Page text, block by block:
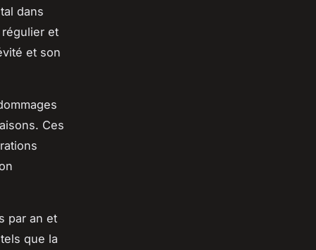
dans
et
et son
Ces
par an et
que la